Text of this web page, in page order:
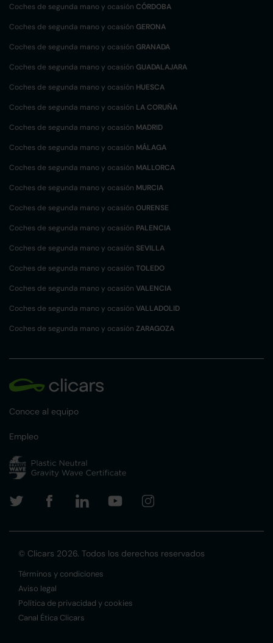
Coches de segunda mano y ocasión CÓRDOBA
Coches de segunda mano y ocasión GERONA
Coches de segunda mano y ocasión GRANADA
Coches de segunda mano y ocasión GUADALAJARA
Coches de segunda mano y ocasión HUESCA
Coches de segunda mano y ocasión LA CORUÑA
Coches de segunda mano y ocasión MADRID
Coches de segunda mano y ocasión MÁLAGA
Coches de segunda mano y ocasión MALLORCA
Coches de segunda mano y ocasión MURCIA
Coches de segunda mano y ocasión OURENSE
Coches de segunda mano y ocasión PALENCIA
Coches de segunda mano y ocasión SEVILLA
Coches de segunda mano y ocasión TOLEDO
Coches de segunda mano y ocasión VALENCIA
Coches de segunda mano y ocasión VALLADOLID
Coches de segunda mano y ocasión ZARAGOZA
Conoce al equipo
Empleo
© Clicars 2026. Todos los derechos reservados
Términos y condiciones
Aviso legal
Política de privacidad y cookies
Canal Ética Clicars